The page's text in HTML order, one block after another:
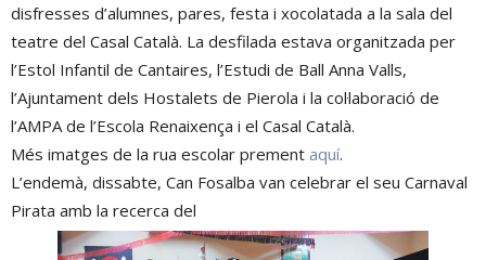
disfresses d’alumnes, pares, festa i xocolatada a la sala del
teatre del Casal Català. La desfilada estava organitzada per
l’Estol Infantil de Cantaires, l’Estudi de Ball Anna Valls,
l’Ajuntament dels Hostalets de Pierola i la col·laboració de
l’AMPA de l’Escola Renaixença i el Casal Català.
Més imatges de la rua escolar prement aquí.
L’endemà, dissabte, Can Fosalba van celebrar el seu Carnaval
Pirata amb la recerca del